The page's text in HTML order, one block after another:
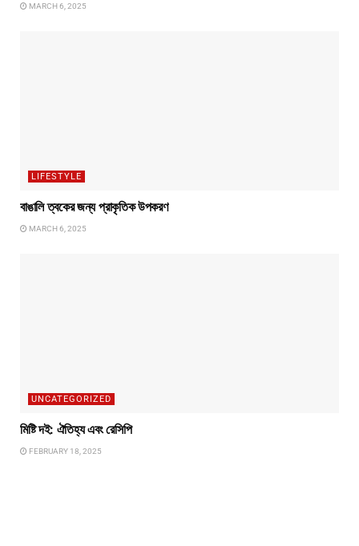
MARCH 6, 2025
LIFESTYLE
বাঙালি ত্বকের জন্য প্রাকৃতিক উপকরণ
MARCH 6, 2025
UNCATEGORIZED
মিষ্টি দই: ঐতিহ্য এবং রেসিপি
FEBRUARY 18, 2025